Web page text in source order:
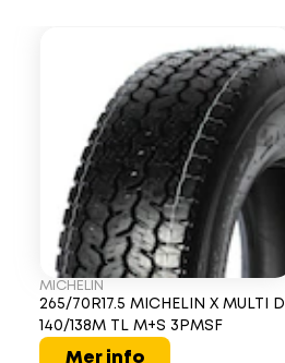
MICHELIN
265/70R17.5 MICHELIN X MULTI D
140/138M TL M+S 3PMSF
Mer info